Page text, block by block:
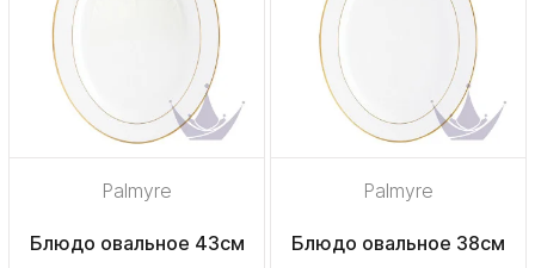
Palmyre
Блюдо овальное 43см
Palmyre
Блюдо овальное 38см